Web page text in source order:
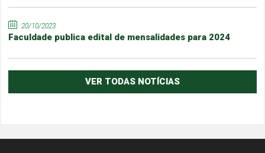
20/10/2023
Faculdade publica edital de mensalidades para 2024
VER TODAS NOTÍCIAS